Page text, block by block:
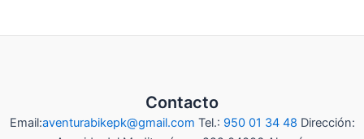
Contacto
Email:aventurabikepk@gmail.com Tel.: 950 01 34 48 Dirección: